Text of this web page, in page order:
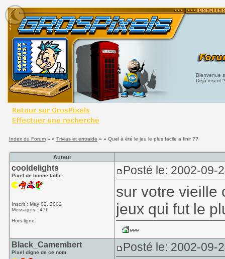
Bienvenue
Déjà inscrit
Index du Forum» » Trivias et entraide » » Quel à été le jeu le plus facile a finir ??
Auteur
cooldelights
Pixel de bonne taille
Inscrit : May 02, 2002
Messages : 476
Hors ligne
Posté le: 2002-09-
sur votre vieille
jeux qui fut le
Black_Camembert
Pixel digne de ce nom Posté le: 2002-09-